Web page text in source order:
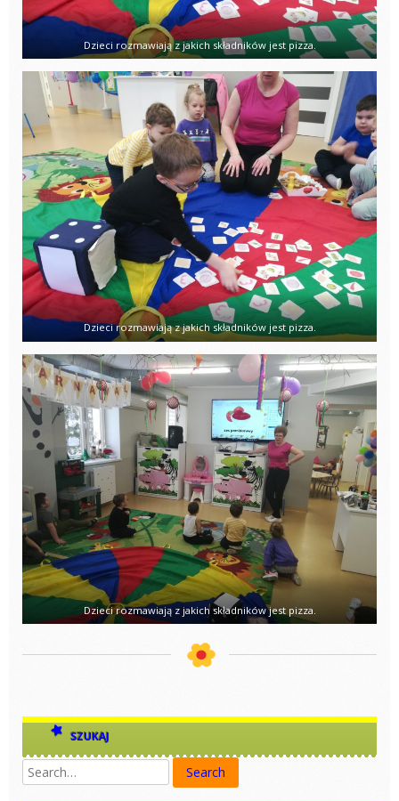
Dzieci rozmawiają z jakich składników jest pizza.
Dzieci rozmawiają z jakich składników jest pizza.
Dzieci rozmawiają z jakich składników jest pizza.
SZUKAJ